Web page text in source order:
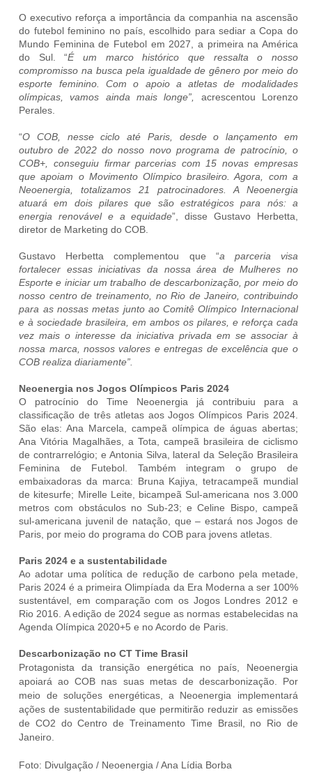
O executivo reforça a importância da companhia na ascensão
do futebol feminino no país, escolhido para sediar a Copa do
Mundo Feminina de Futebol em 2027, a primeira na América
do Sul.
“É um marco histórico que ressalta o nosso
compromisso na busca pela igualdade de gênero por meio do
esporte feminino. Com o apoio a atletas de modalidades
olímpicas, vamos ainda mais longe”, acrescentou Lorenzo
Perales.
“O COB, nesse ciclo até Paris, desde o lançamento em
outubro de 2022 do nosso novo programa de patrocínio, o
COB+, conseguiu firmar parcerias com 15 novas empresas
que apoiam o Movimento Olímpico brasileiro. Agora, com a
Neoenergia, totalizamos 21 patrocinadores. A Neoenergia
atuará em dois pilares que são estratégicos para nós: a
energia renovável e a equidade”, disse Gustavo Herbetta,
diretor de Marketing do COB.
Gustavo Herbetta complementou que “a parceria visa
fortalecer essas iniciativas da nossa área de Mulheres no
Esporte e iniciar um trabalho de descarbonização, por meio do
nosso centro de treinamento, no Rio de Janeiro, contribuindo
para as nossas metas junto ao Comitê Olímpico Internacional
e à sociedade brasileira, em ambos os pilares, e reforça cada
vez mais o interesse da iniciativa privada em se associar à
nossa marca, nossos valores e entregas de excelência que o
COB realiza diariamente”.
Neoenergia nos Jogos Olímpicos Paris 2024
O patrocínio do Time Neoenergia já contribuiu para a
classificação de três atletas aos Jogos Olímpicos Paris 2024.
São elas: Ana Marcela, campeã olímpica de águas abertas;
Ana Vitória Magalhães, a Tota, campeã brasileira de ciclismo
de contrarrelógio; e Antonia Silva, lateral da Seleção Brasileira
Feminina de Futebol. Também integram o grupo de
embaixadoras da marca: Bruna Kajiya, tetracampeã mundial
de kitesurfe; Mirelle Leite, bicampeã Sul-americana nos 3.000
metros com obstáculos no Sub-23; e Celine Bispo, campeã
sul-americana juvenil de natação, que – estará nos Jogos de
Paris, por meio do programa do COB para jovens atletas.
Paris 2024 e a sustentabilidade
Ao adotar uma política de redução de carbono pela metade,
Paris 2024 é a primeira Olimpíada da Era Moderna a ser 100%
sustentável, em comparação com os Jogos Londres 2012 e
Rio 2016. A edição de 2024 segue as normas estabelecidas na
Agenda Olímpica 2020+5 e no Acordo de Paris.
Descarbonização no CT Time Brasil
Protagonista da transição energética no país, Neoenergia
apoiará ao COB nas suas metas de descarbonização. Por
meio de soluções energéticas, a Neoenergia implementará
ações de sustentabilidade que permitirão reduzir as emissões
de CO2 do Centro de Treinamento Time Brasil, no Rio de
Janeiro.
Foto: Divulgação / Neoenergia / Ana Lídia Borba